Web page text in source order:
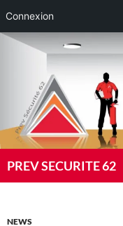
Connexion
Aller
PREV SECURITE 62
NEWS